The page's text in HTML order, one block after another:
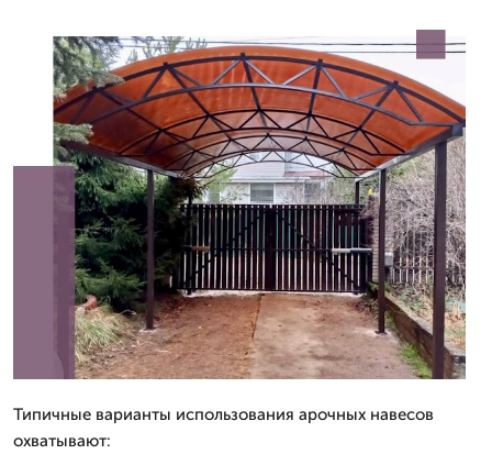
Типичные варианты использования арочных навесов
охватывают: